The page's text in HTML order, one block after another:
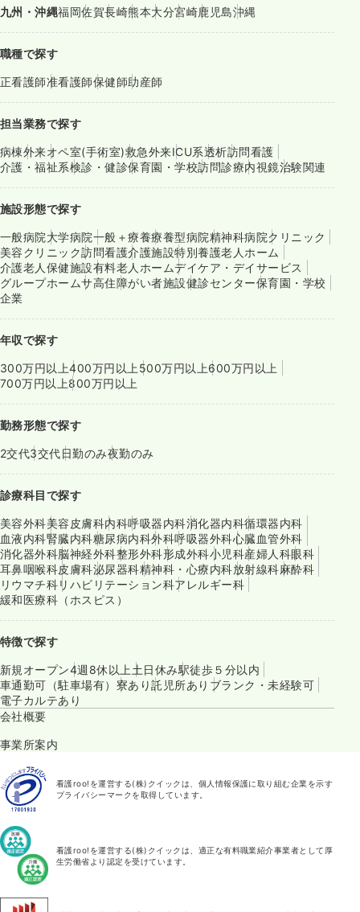
九州・沖縄福岡佐賀長崎熊本大分宮崎鹿児島沖縄
職種で探す
正看護師准看護師保健師助産師
担当業務で探す
病棟外来オペ室(手術室)救急外来ICU系透析訪問看護
介護・福祉系検診・健診保育園・学校訪問診療内視鏡治験関連
施設形態で探す
一般病院大学病院一般＋療養療養型病院精神科病院クリニック
美容クリニック訪問看護介護施設特別養護老人ホーム
介護老人保健施設有料老人ホームデイケア・デイサービス
グループホームサ高住障がい者施設健診センター保育園・学校
企業
年収で探す
300万円以上400万円以上 500万円以上600万円以上
700万円以上800万円以上
勤務形態で探す
2交代3交代日勤のみ夜勤のみ
診療科目で探す
美容外科美容皮膚科内科呼吸器内科消化器内科循環器内科
血液内科腎臓内科糖尿病内科外科呼吸器外科心臓血管外科
消化器外科脳神経外科整形外科形成外科小児科産婦人科眼科
耳鼻咽喉科皮膚科泌尿器科精神科・心療内科放射線科麻酔科
リウマチ科リハビリテーション科アレルギー科
緩和医療科（ホスピス）
特徴で探す
新規オープン4週8休以上 土日休み駅徒歩５分以内
車通勤可（駐車場有） 寮あり託児所あり ブランク・未経験可
電子カルテあり
会社概要
事業所案内
看護roo!を運営する(株)クイックは、個人情報保護に取り組む企業を示す
プライバシーマークを取得しています。
看護roo!を運営する(株)クイックは、適正な有料職業紹介事業者として厚
生労働省より認定を受けています。